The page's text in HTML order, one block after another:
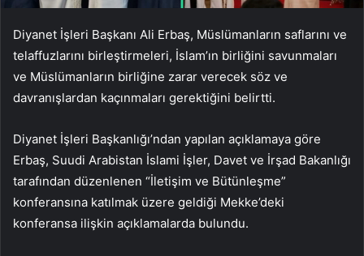
Diyanet İşleri Başkanı Ali Erbaş, Müslümanların saflarını ve
telaffuzlarını birleştirmeleri, İslam’ın birliğini savunmaları
ve Müslümanların birliğine zarar verecek söz ve
davranışlardan kaçınmaları gerektiğini belirtti.
Diyanet İşleri Başkanlığı’ndan yapılan açıklamaya göre
Erbaş, Suudi Arabistan İslami İşler, Davet ve İrşad Bakanlığı
tarafından düzenlenen “İletişim ve Bütünleşme”
konferansına katılmak üzere geldiği Mekke’deki
konferansa ilişkin açıklamalarda bulundu.